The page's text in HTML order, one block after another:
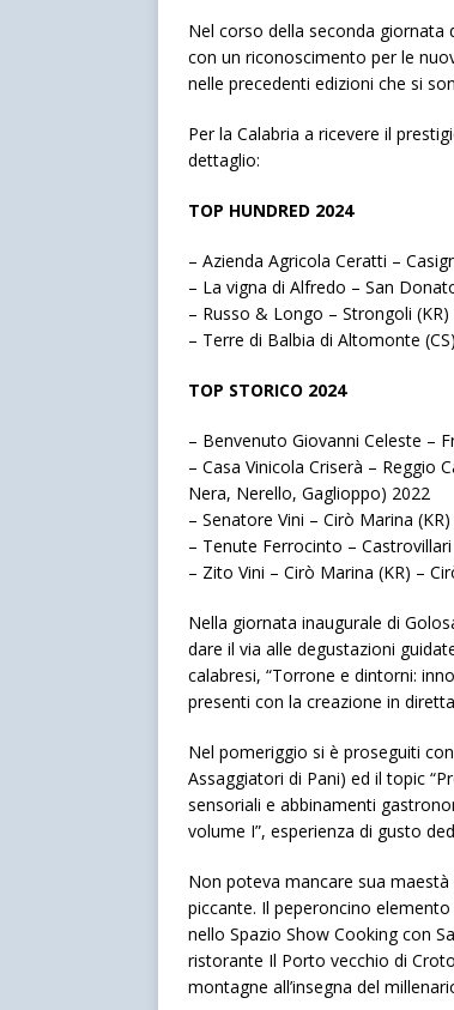
Nel corso della seconda giornata
con un riconoscimento per le
nelle precedenti edizioni che si
Per la Calabria a ricevere il
dettaglio:
TOP HUNDRED 2024
– Azienda Agricola Ceratti –
– La vigna di Alfredo – San
– Russo & Longo – Strongoli
– Terre di Balbia di Altomonte
TOP STORICO 2024
– Benvenuto Giovanni Celeste –
– Casa Vinicola Criserà – Reggio
Nera, Nerello, Gaglioppo) 2022
– Senatore Vini – Cirò Marina
– Tenute Ferrocinto –
– Zito Vini – Cirò Marina (KR) –
Nella giornata inaugurale di
dare il via alle degustazioni
calabresi, “Torrone e dintorni:
presenti con la creazione in
Nel pomeriggio si è proseguiti
Assaggiatori di Pani) ed il topic
sensoriali e abbinamenti
volume I”, esperienza di gusto
Non poteva mancare sua
piccante. Il peperoncino
nello Spazio Show Cooking con
ristorante Il Porto vecchio di
montagne all’insegna del